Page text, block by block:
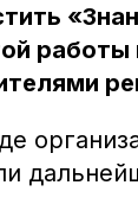
работы